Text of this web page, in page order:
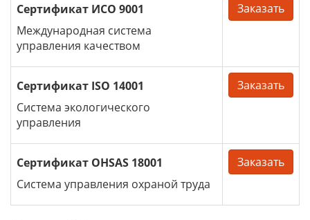
Сертификат ИСО 9001
Международная система
управления качеством
Заказать
Сертификат ISO 14001
Cистема экологического
управления
Заказать
Сертификат OHSAS 18001
Система управления охраной труда
Заказать